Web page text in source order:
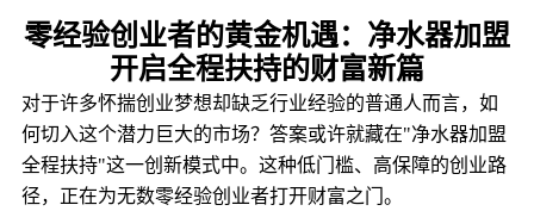
零经验创业者的黄金机遇：净水器加盟
开启全程扶持的财富新篇
对于许多怀揣创业梦想却缺乏行业经验的普通人而言，如
何切入这个潜力巨大的市场？答案或许就藏在"净水器加盟
全程扶持"这一创新模式中。这种低门槛、高保障的创业路
径，正在为无数零经验创业者打开财富之门。